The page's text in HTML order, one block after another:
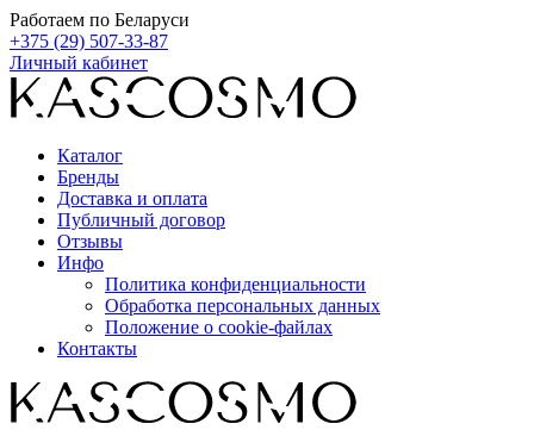
Работаем по Беларуси
+375 (29) 507-33-87
Личный кабинет
Каталог
Бренды
Доставка и оплата
Публичный договор
Отзывы
Инфо
Политика конфиденциальности
Обработка персональных данных
Положение о cookie-файлах
Контакты